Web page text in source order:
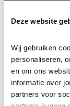
Deze website
Wij gebruiken
personaliseren,
en om ons
informatie over
partners voor
Park Vijfsluizen